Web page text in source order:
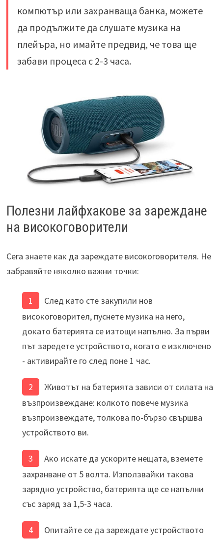
компютър или захранваща банка, можете
да продължите да слушате музика на
плейъра, но имайте предвид, че това ще
забави процеса с 2-3 часа.
Полезни лайфхакове за зареждане
на високоговорители
Сега знаете как да зареждате високоговорителя. Не
забравяйте няколко важни точки:
След като сте закупили нов
високоговорител, пуснете музика на него,
докато батерията се изтощи напълно. За първи
път заредете устройството, когато е изключено
- активирайте го след поне 1 час.
Животът на батерията зависи от силата на
възпроизвеждане: колкото повече музика
възпроизвеждате, толкова по-бързо свършва
устройството ви.
Ако искате да ускорите нещата, вземете
захранване от 5 волта. Използвайки такова
зарядно устройство, батерията ще се напълни
със заряд за 1,5-3 часа.
Опитайте се да зареждате устройството